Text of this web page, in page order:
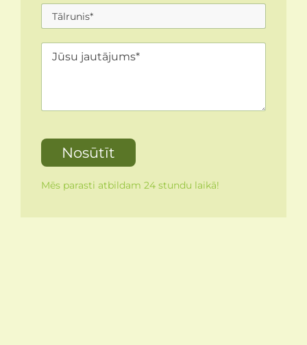
Mēs parasti atbildam 24 stundu laikā!